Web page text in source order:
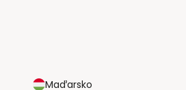
Maďarsko